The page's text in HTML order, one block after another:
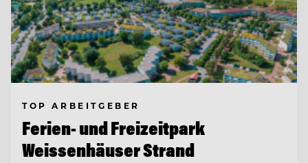
TOP ARBEITGEBER
Ferien- und Freizeitpark
Weissenhäuser Strand